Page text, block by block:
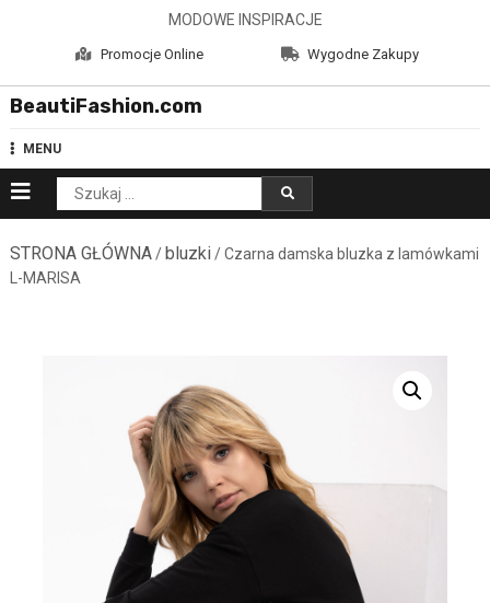
MODOWE INSPIRACJE
Promocje Online Wygodne Zakupy
BeautiFashion.com
MENU
Szukaj:
STRONA GŁÓWNA/ bluzki/ Czarna damska bluzka z lamówkami
L-MARISA